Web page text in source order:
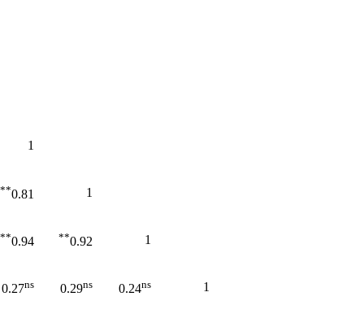
1
1
0.81
**
1
0.92
**
0.94
**
1
0.24ns
0.29ns
0.27ns